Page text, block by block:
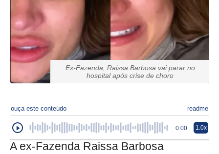
Ex-Fazenda, Raissa Barbosa vai parar no
hospital após crise de choro
ouça este conteúdo readme
0:00 1.0x
A ex-Fazenda Raissa Barbosa